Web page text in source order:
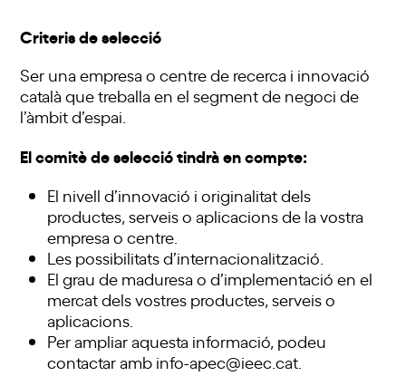
Criteris de selecció
Ser una empresa o centre de recerca i innovació
català que treballa en el segment de negoci de
l’àmbit d’espai.
El comitè de selecció tindrà en compte:
El nivell d’innovació i originalitat dels
productes, serveis o aplicacions de la vostra
empresa o centre.
Les possibilitats d’internacionalització.
El grau de maduresa o d’implementació en el
mercat dels vostres productes, serveis o
aplicacions.
Per ampliar aquesta informació, podeu
contactar amb info-apec@ieec.cat.